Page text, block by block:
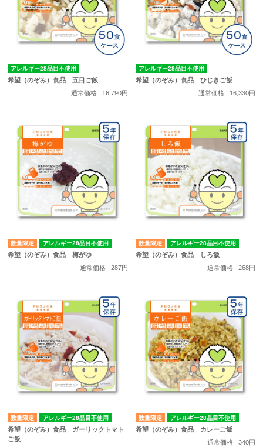
アレルギー28品目不使用
希望（のぞみ）食品 五目ご飯
通常価格
16,790円
アレルギー28品目不使用
希望（のぞみ）食品 ひじきご飯
通常価格
16,330円
数量限定 アレルギー28品目不使用
希望（のぞみ）食品 梅がゆ
通常価格
287円
数量限定 アレルギー28品目不使用
希望（のぞみ）食品 しろ飯
通常価格
268円
数量限定 アレルギー28品目不使用
希望（のぞみ）食品 ガーリックトマト
ご飯
数量限定 アレルギー28品目不使用
希望（のぞみ）食品 カレーご飯
通常価格
340円